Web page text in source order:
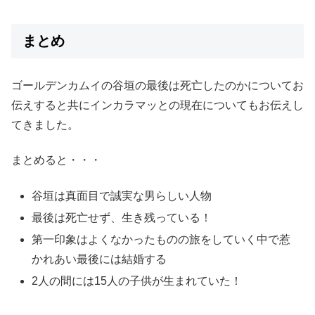
まとめ
ゴールデンカムイの谷垣の最後は死亡したのかについてお
伝えすると共にインカラマッとの現在についてもお伝えし
てきました。
まとめると・・・
谷垣は真面目で誠実な男らしい人物
最後は死亡せず、生き残っている！
第一印象はよくなかったものの旅をしていく中で惹
かれあい最後には結婚する
2人の間には15人の子供が生まれていた！